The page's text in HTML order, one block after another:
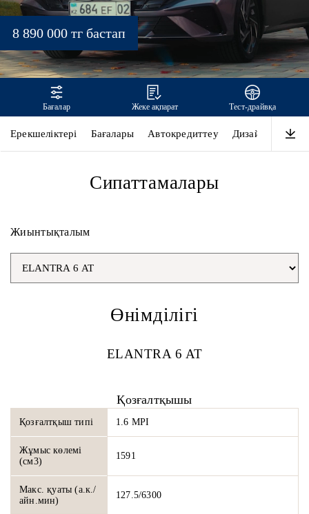
ELANTRA
8 890 000 тг бастап
Бағалар Жеке ақпарат Тест-драйвқа
Ерекшеліктері Бағалары Автокредиттеу Дизайны
Сипаттамалары
Жиынтықталым
Өнімділігі
ELANTRA 6 AT
Қозғалтқышы
Қозғалтқыш типі 1.6 MPI
Жұмыс көлемі
(см3)
1591
Макс. қуаты (а.к./
айн.мин)
127.5/6300